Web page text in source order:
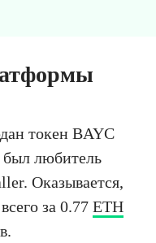
токен BAYC
был любитель
Оказывается,
за 0.77 ETH